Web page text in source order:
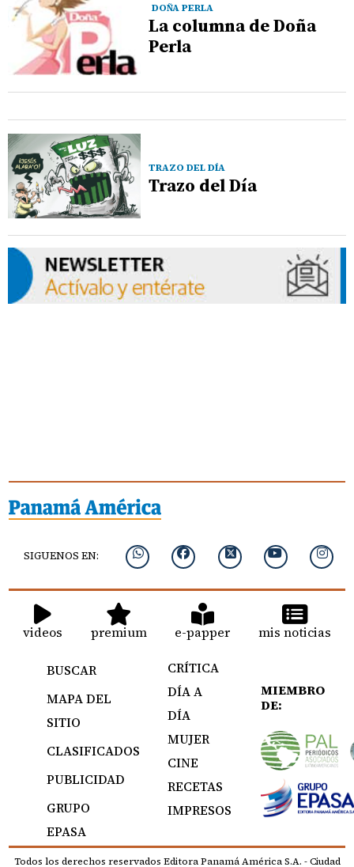
DOÑA PERLA
La columna de Doña
Perla
TRAZO DEL DÍA
Trazo del Día
SIGUENOS EN:
videos premium e-papper mis noticias
BUSCAR
MAPA DEL
SITIO
CLASIFICADOS
PUBLICIDAD
GRUPO
EPASA
CRÍTICA
DÍA A
DÍA
MUJER
CINE
RECETAS
IMPRESOS
MIEMBRO
DE:
Todos los derechos reservados Editora Panamá América S.A. - Ciudad